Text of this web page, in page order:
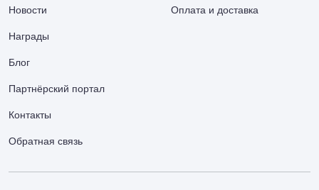
Новости
Награды
Блог
Партнёрский портал
Контакты
Обратная связь
Оплата и доставка